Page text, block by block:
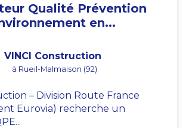
Qualité Prévention
en...
VINCI Construction
à Rueil-Malmaison (92)
– Division Route France
Eurovia) recherche un